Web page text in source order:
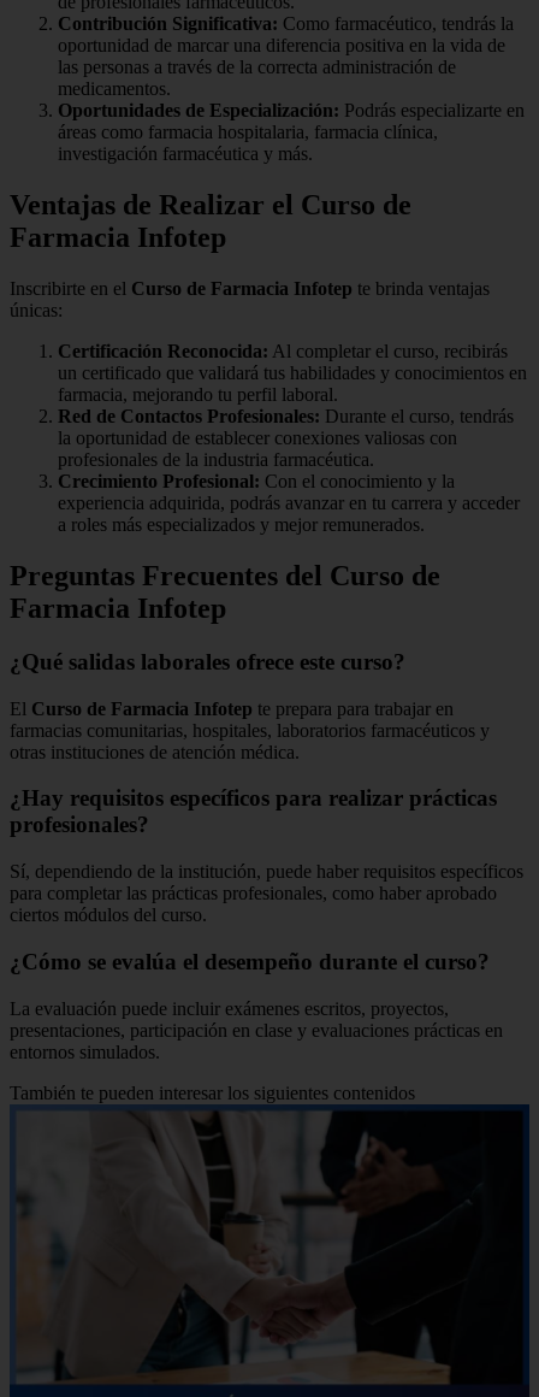
Contribución Significativa: Como farmacéutico, tendrás la
oportunidad de marcar una diferencia positiva en la vida de
las personas a través de la correcta administración de
medicamentos.
Oportunidades de Especialización: Podrás especializarte en
áreas como farmacia hospitalaria, farmacia clínica,
investigación farmacéutica y más.
Ventajas de Realizar el Curso de
Farmacia Infotep
Inscribirte en el Curso de Farmacia Infotep te brinda ventajas
únicas:
Certificación Reconocida: Al completar el curso, recibirás
un certificado que validará tus habilidades y conocimientos en
farmacia, mejorando tu perfil laboral.
Red de Contactos Profesionales: Durante el curso, tendrás
la oportunidad de establecer conexiones valiosas con
profesionales de la industria farmacéutica.
Crecimiento Profesional: Con el conocimiento y la
experiencia adquirida, podrás avanzar en tu carrera y acceder
a roles más especializados y mejor remunerados.
Preguntas Frecuentes del Curso de
Farmacia Infotep
¿Qué salidas laborales ofrece este curso?
El Curso de Farmacia Infotep te prepara para trabajar en
farmacias comunitarias, hospitales, laboratorios farmacéuticos y
otras instituciones de atención médica.
¿Hay requisitos específicos para realizar prácticas
profesionales?
Sí, dependiendo de la institución, puede haber requisitos específicos
para completar las prácticas profesionales, como haber aprobado
ciertos módulos del curso.
¿Cómo se evalúa el desempeño durante el curso?
La evaluación puede incluir exámenes escritos, proyectos,
presentaciones, participación en clase y evaluaciones prácticas en
entornos simulados.
También te pueden interesar los siguientes contenidos